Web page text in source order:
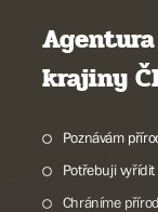
krajiny
Poznávám
Potřebuji vyřídit
Chráníme